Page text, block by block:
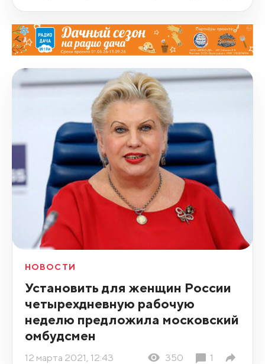
НОВОСТИ
Установить для женщин России
четырехдневную рабочую
неделю предложила московский
омбудсмен
12 марта 2021, 12:43 350 1